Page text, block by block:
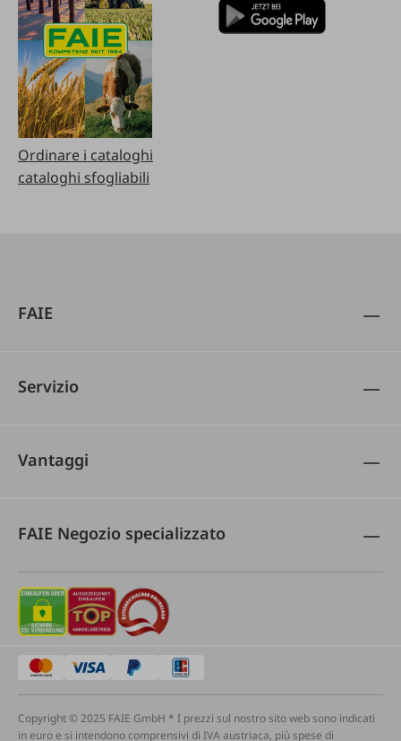
Ordinare i cataloghi
cataloghi sfogliabili
FAIE
Servizio
Vantaggi
FAIE Negozio specializzato
Copyright © 2025 FAIE GmbH * I prezzi sul nostro sito web sono indicati
in euro e si intendono comprensivi di IVA austriaca, più spese di